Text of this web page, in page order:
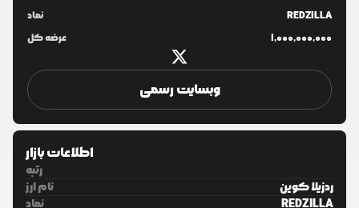
نماد
REDZILLA
عرضه کل
1,000,000,000
وبسایت رسمی
اطلاعات بازار
رتبه
نام ارز
ردزیلا کوین
نماد
REDZILLA